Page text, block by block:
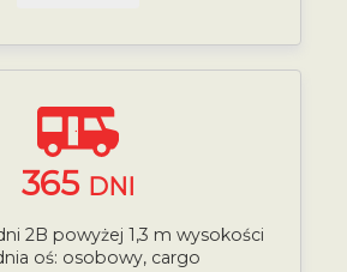
365 DNI
2B powyżej 1,3 m wysokości
oś: osobowy, cargo